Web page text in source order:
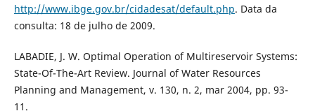
http://www.ibge.gov.br/cidadesat/default.php. Data da
consulta: 18 de julho de 2009.
LABADIE, J. W. Optimal Operation of Multireservoir Systems:
State-Of-The-Art Review. Journal of Water Resources
Planning and Management, v. 130, n. 2, mar 2004, pp. 93-
11.